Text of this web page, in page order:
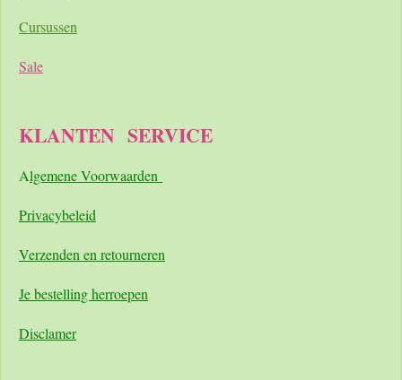
Cursussen
Sale
KLANTEN SERVICE
Algemene Voorwaarden
Privacybeleid
Verzenden en retourneren
Je bestelling herroepen
Disclamer